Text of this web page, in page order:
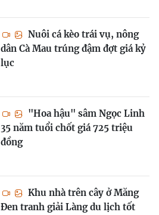
Nuôi cá kèo trái vụ, nông
dân Cà Mau trúng đậm đợt giá kỷ
lục
"Hoa hậu" sâm Ngọc Linh
35 năm tuổi chốt giá 725 triệu
đồng
Khu nhà trên cây ở Măng
Đen tranh giải Làng du lịch tốt